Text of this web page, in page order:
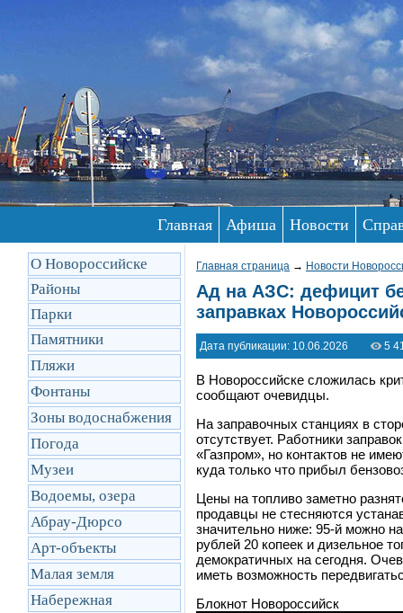
Главная Афиша Новости
О Новороссийске
Районы
Парки
Памятники
Пляжи
Фонтаны
Зоны водоснабжения
Погода
Музеи
Водоемы, озера
Абрау-Дюрсо
Арт-объекты
Малая земля
Набережная
Главная страница → Новости
Ад на АЗС: дефицит
заправках
Дата публикации: 10.06.2026 5
В Новороссийске сложилась
сообщают очевидцы.
На заправочных станциях в
отсутствует. Работники
«Газпром», но контактов не
куда только что прибыл
Цены на топливо заметно
продавцы не стесняются
значительно ниже: 95-й можно
рублей 20 копеек и дизельное
демократичных на сегодня.
иметь возможность
Блокнот Новороссийск